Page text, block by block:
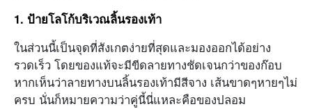
1. ป้ายโลโก้บริเวณลิ้นรองเท้า
ในส่วนนี้เป็นจุดที่สังเกตง่ายที่สุดและมองออกได้อย่าง
รวดเร็ว โดยของแท้จะมีขีดลายทางชัดเจนกว่าของก๊อบ
หากเห็นว่าลายทางบนลิ้นรองเท้ามีสีจาง เส้นขาดๆหายๆไม่
ครบ นั่นก็หมายความว่าคู่นี้นี่แหละคือของปลอม